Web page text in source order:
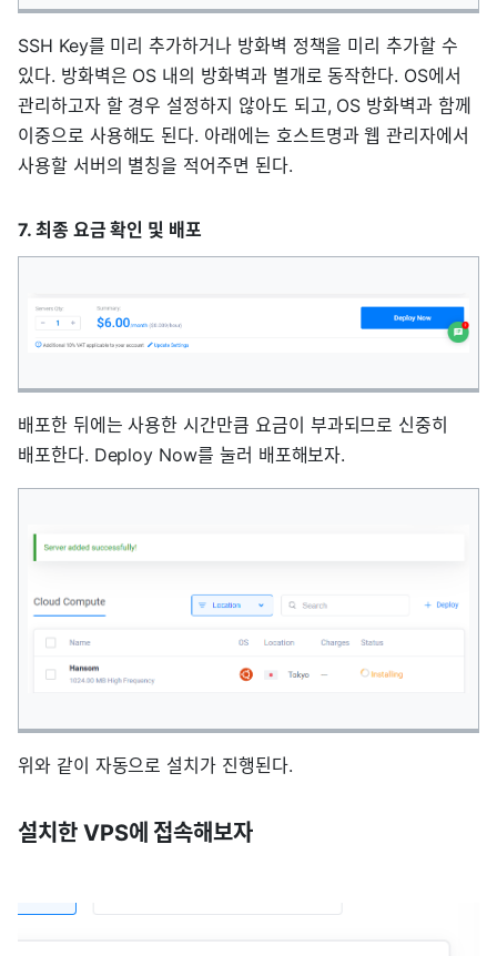
SSH Key를 미리 추가하거나 방화벽 정책을 미리 추가할 수
있다. 방화벽은 OS 내의 방화벽과 별개로 동작한다. OS에서
관리하고자 할 경우 설정하지 않아도 되고, OS 방화벽과 함께
이중으로 사용해도 된다. 아래에는 호스트명과 웹 관리자에서
사용할 서버의 별칭을 적어주면 된다.
7. 최종 요금 확인 및 배포
배포한 뒤에는 사용한 시간만큼 요금이 부과되므로 신중히
배포한다. Deploy Now를 눌러 배포해보자.
위와 같이 자동으로 설치가 진행된다.
설치한 VPS에 접속해보자